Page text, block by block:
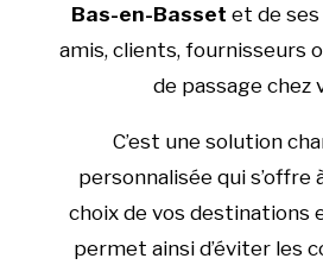
Bas-en-Basset et de ses
amis, clients, fournisseurs
de passage chez
C’est une solution
personnalisée qui s’offre
choix de vos destinations
permet ainsi d’éviter les